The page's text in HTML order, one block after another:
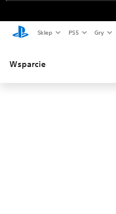
Sklep PS5 Gry
Wsparcie